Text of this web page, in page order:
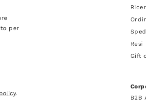
per
.
Resi
Gift
B2B